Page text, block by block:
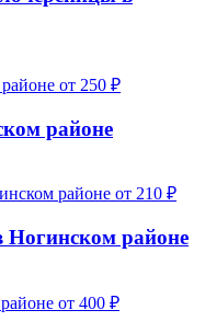
от 250 ₽
районе
от 210 ₽
районе
от 400 ₽